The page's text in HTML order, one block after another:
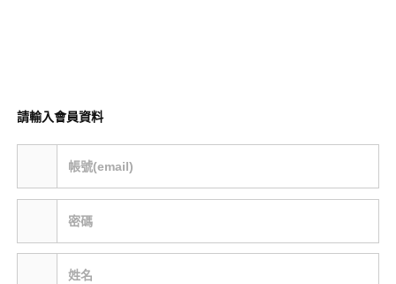
請輸入會員資料
帳號(email)
密碼
姓名